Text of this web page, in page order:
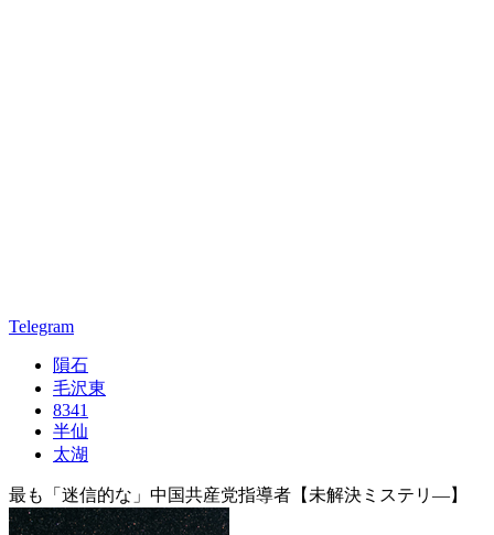
Telegram
隕石
毛沢東
8341
半仙
太湖
最も「迷信的な」中国共産党指導者【未解決ミステリ―】